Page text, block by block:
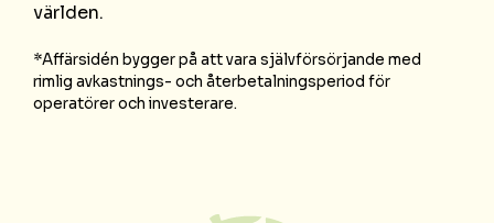
världen.
*Affärsidén bygger på att vara självförsörjande med
rimlig avkastnings- och återbetalningsperiod för
operatörer och investerare.